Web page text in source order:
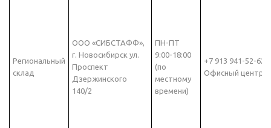
Региональный
склад
ООО «СИБСТАФФ»,
г. Новосибирск ул.
Проспект
Дзержинского
140/2
ПН-ПТ
9:00-18:00
(по
местному
времени)
+7 913 941-52-62
Офисный центр